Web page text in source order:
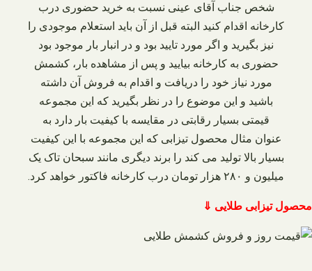
شخص جناب آقای عینی نسبت به خرید حضوری درب
کارخانه اقدام کنید البته قبل از آن باید استعلام موجودی را
نیز بگیرید و اگر مورد تایید بود و در انبار بار موجود بود
حضوری به کارخانه بیایید و پس از مشاهده بار، کشمش
مورد نیاز خود را دریافت و اقدام به فروش آن داشته
باشید و این موضوع را در نظر بگیرید که این مجموعه
قیمتی بسیار رقابتی در مقایسه با کیفیت بار دارد به
عنوان مثال محصول تیزابی که این مجموعه با این کیفیت
بسیار بالا تولید می‌ کند را برند دیگری مانند سبحان تاک یک
میلیون و ۲۸۰ هزار تومان درب کارخانه فاکتور خواهد کرد.
محصول تیزابی طلایی ⇓